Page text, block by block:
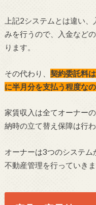
上記2システムとは違い
みを行うので、入金など
ります。
その代わり、 契約委託料
に半月分を支払う程度な
家賃収入は全てオーナー
納時の立て替え保障は行わ
オーナーは3つのシステム
不動産管理を行っていきま